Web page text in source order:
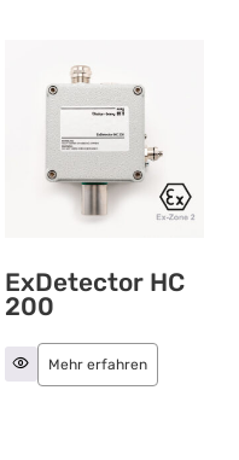
ExDetector HC
200
Mehr erfahren